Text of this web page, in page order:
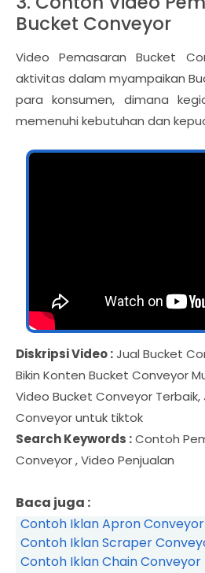
Bucket Conveyor
Video Pemasaran Bucket
aktivitas dalam myampaikan
para konsumen, dimana
memenuhi kebutuhan dan
Diskripsi Video :Jual Bucket
Bikin Konten Bucket Conveyor
Video Bucket Conveyor
Conveyor untuk tiktok
Search Keywords :Contoh
Conveyor , Video Penjualan
Baca juga :
Contoh Iklan Apron Conveyor
Contoh Iklan Scraper
Contoh Iklan Chain Conveyor